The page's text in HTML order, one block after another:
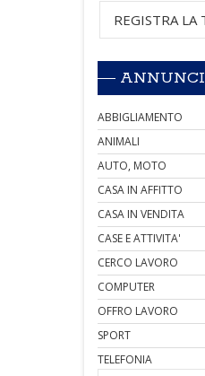
REGISTRA LA
ABBIGLIAMENTO
ANIMALI
AUTO, MOTO
CASA IN AFFITTO
CASA IN VENDITA
CASE E ATTIVITA'
CERCO LAVORO
COMPUTER
OFFRO LAVORO
SPORT
TELEFONIA